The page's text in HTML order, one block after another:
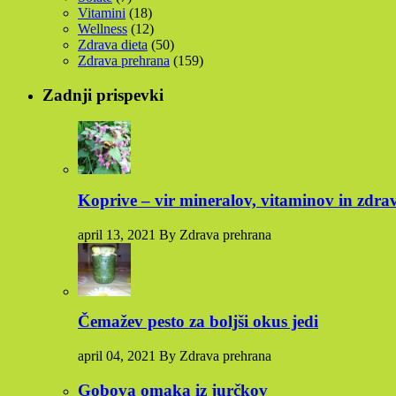
Vitamini (18)
Wellness (12)
Zdrava dieta (50)
Zdrava prehrana (159)
Zadnji prispevki
Koprive – vir mineralov, vitaminov in
april 13, 2021 By Zdrava prehrana
Čemažev pesto za boljši okus jedi
april 04, 2021 By Zdrava prehrana
Gobova omaka iz jurčkov